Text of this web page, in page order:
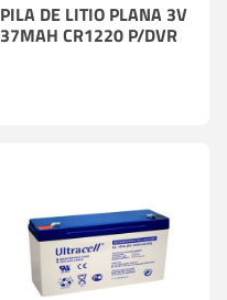
PILA DE LITIO PLANA 3V
37MAH CR1220 P/DVR